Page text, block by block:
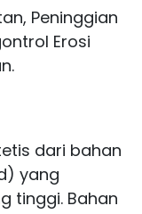
Peninggian
Erosi
dari bahan
yang
tinggi. Bahan